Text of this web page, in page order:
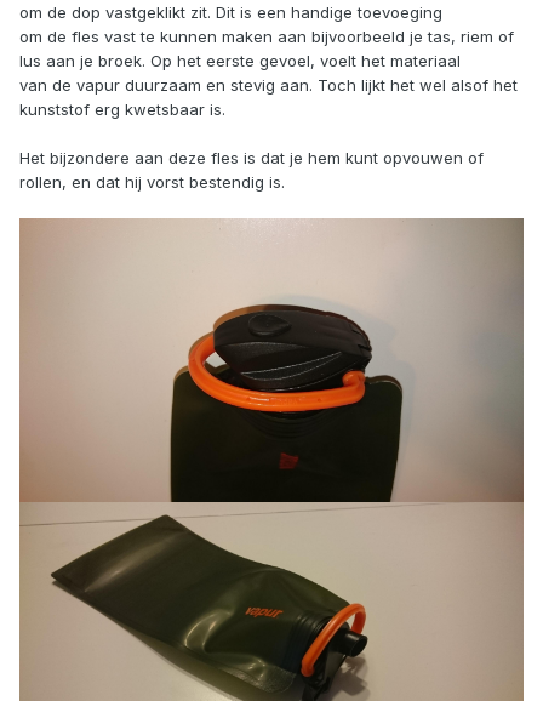
om de dop vastgeklikt zit. Dit is een handige toevoeging
om de fles vast te kunnen maken aan bijvoorbeeld je tas, riem of
lus aan je broek. Op het eerste gevoel, voelt het materiaal
van de vapur duurzaam en stevig aan. Toch lijkt het wel alsof het
kunststof erg kwetsbaar is.
Het bijzondere aan deze fles is dat je hem kunt opvouwen of
rollen, en dat hij vorst bestendig is.